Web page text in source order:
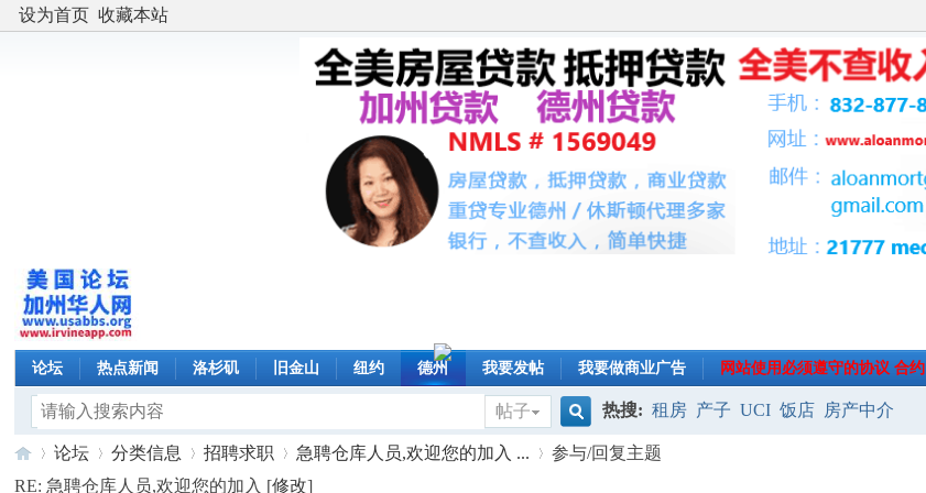
设为首页 收藏本站
论坛 热点新闻 洛杉矶 旧金山 纽约 德州 我要发帖 我要做商业广告 网站使用必须遵守的协议 合约
帖子
搜
热搜: 租房 产子 UCI 饭店 房产中介
论坛 分类信息 招聘求职 急聘仓库人员,欢迎您的加入 ...
参与/回复主题
RE: 急聘仓库人员,欢迎您的加入 [修改]